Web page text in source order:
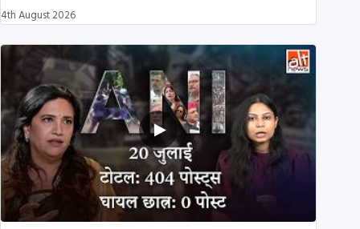
4th August 2026